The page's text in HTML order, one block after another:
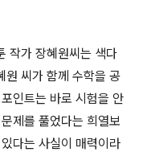
작가 장혜원씨는 색다
원 씨가 함께 수학을 공
인트는 바로 시험을 안
제를 풀었다는 희열보
다는 사실이 매력이라